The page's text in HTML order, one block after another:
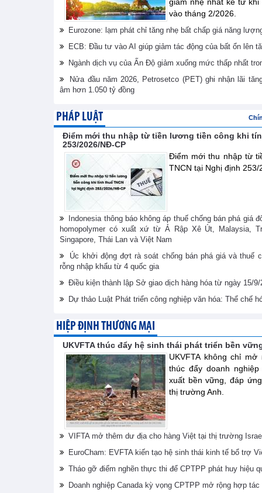
vào tháng 2/2026.
Eurozone: lạm phát chỉ tăng nhẹ bất chấp giá năng
ECB: Đầu tư vào AI giúp giảm tác động của bất ổn lên
Ngành dịch vụ của Ấn Độ giảm xuống mức thấp nhất
Nửa đầu năm 2026, Petrosetco (PET) ghi nhận lãi
âm hơn 1.050 tỷ đồng
PHÁP LUẬT
Điểm mới thu nhập từ tiền lương tiền công khi
253/2026/NĐ-CP
Điểm mới thu nhập từ
TNCN tại Nghị định
Indonesia thông báo không áp thuế chống bán phá giá
homopolymer có xuất xứ từ Ả Rập Xê Út, Malaysia,
Singapore, Thái Lan và Việt Nam
Úc khởi động đợt rà soát chống bán phá giá và thuế
rỗng nhập khẩu từ 4 quốc gia
Điều kiện thành lập Sở giao dịch hàng hóa từ ngày 15/9/
Dự thảo Luật Phát triển công nghiệp văn hóa: Thể chế
HIỆP ĐỊNH THƯƠNG MẠI
UKVFTA thúc đẩy hệ sinh thái phát triển bền
UKVFTA không chỉ
thúc đẩy doanh
xuất bền vững, đáp
thị trường Anh.
VIFTA mở thêm dư địa cho hàng Việt tại thị trường Israel
EuroCham: EVFTA kiến tạo hệ sinh thái kinh tế bổ trợ
Tháo gỡ điểm nghẽn thực thi để CPTPP phát huy hiệu
Doanh nghiệp Canada kỳ vọng CPTPP mở rộng hợp